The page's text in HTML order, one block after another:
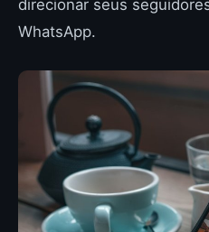
direcionar seus
WhatsApp.